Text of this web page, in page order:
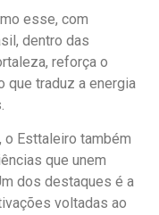
esse, com
dentro das
reforça o
que traduz a energia
o Esttaleiro também
que unem
dos destaques é a
voltadas ao